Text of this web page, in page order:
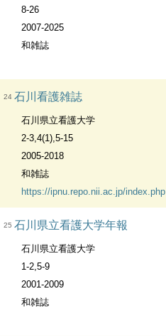
8-26
2007-2025
和雑誌
24 石川看護雑誌
石川県立看護大学
2-3,4(1),5-15
2005-2018
和雑誌
https://ipnu.repo.nii.ac.jp/index.php
25 石川県立看護大学年報
石川県立看護大学
1-2,5-9
2001-2009
和雑誌